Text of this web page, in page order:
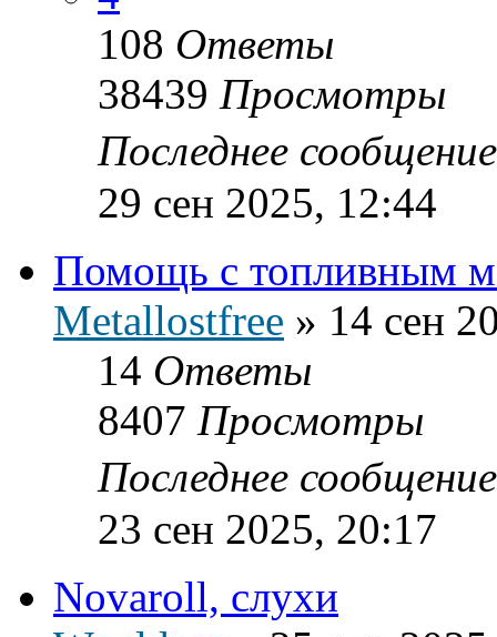
108 Ответы
38439 Просмотры
Последнее
29 сен 2025, 12:44
Помощь с топливным
Metallostfree » 14 сен
14 Ответы
8407 Просмотры
Последнее
23 сен 2025, 20:17
Novaroll, слухи